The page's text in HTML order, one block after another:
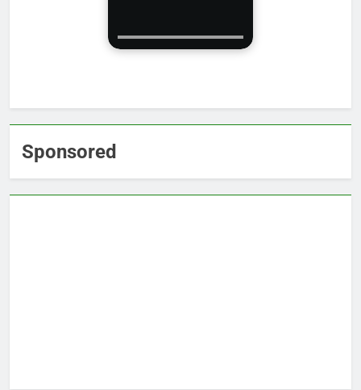
Sponsored